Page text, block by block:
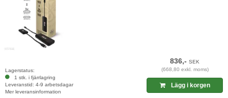
Lagerstatus:
1 stk. i fjärrlagring
Leveranstid: 4-9 arbetsdagar
Mer leveransinformation
836,-SEK
(668,80 exkl. moms)
Lägg i korgen